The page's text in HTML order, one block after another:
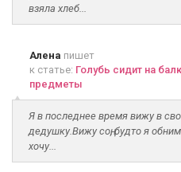
взяла хлеб...
Алена пишет
к статье: Голубь сидит на
предметы
Я в последнее время вижу в
дедушку.Вижу соң, будто я
хочу...